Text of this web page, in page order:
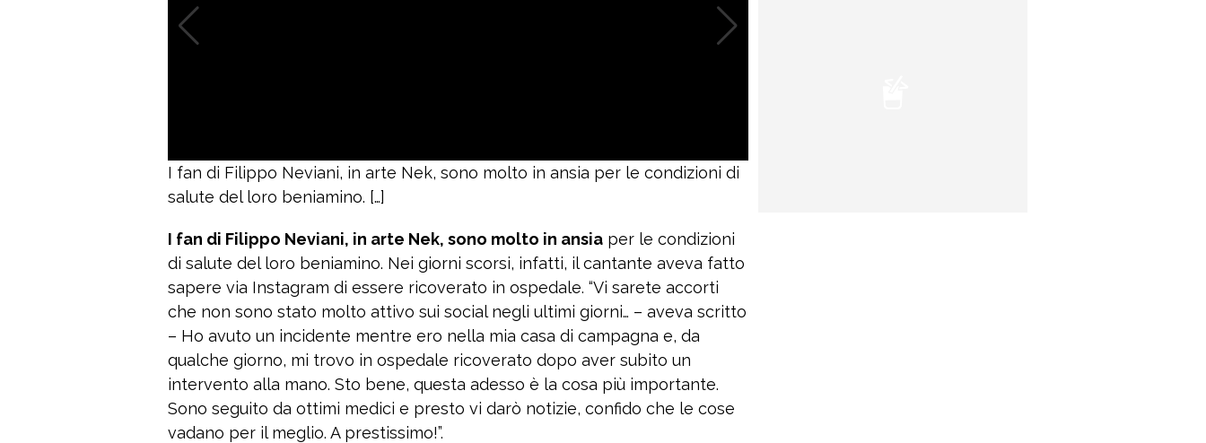
I fan di Filippo Neviani, in arte Nek, sono molto in ansia per le condizioni di
salute del loro beniamino. […]
I fan di Filippo Neviani, in arte Nek, sono molto in ansia per le condizioni
di salute del loro beniamino. Nei giorni scorsi, infatti, il cantante aveva fatto
sapere via Instagram di essere ricoverato in ospedale. “Vi sarete accorti
che non sono stato molto attivo sui social negli ultimi giorni… – aveva scritto
– Ho avuto un incidente mentre ero nella mia casa di campagna e, da
qualche giorno, mi trovo in ospedale ricoverato dopo aver subito un
intervento alla mano. Sto bene, questa adesso è la cosa più importante.
Sono seguito da ottimi medici e presto vi darò notizie, confido che le cose
vadano per il meglio. A prestissimo!”.